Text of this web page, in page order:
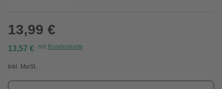
13,99 €
13,57 € mit Kundenkarte
Inkl. MwSt.